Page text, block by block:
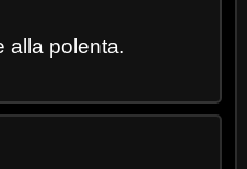
alla polenta.